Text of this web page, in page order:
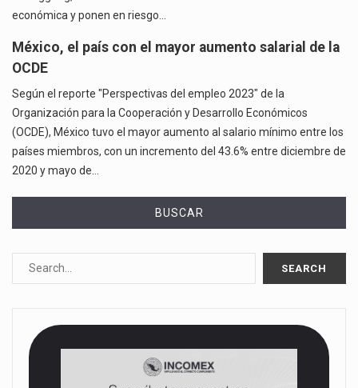
económica y ponen en riesgo…
México, el país con el mayor aumento salarial de la
OCDE
Según el reporte "Perspectivas del empleo 2023" de la
Organización para la Cooperación y Desarrollo Económicos
(OCDE), México tuvo el mayor aumento al salario mínimo entre los
países miembros, con un incremento del 43.6% entre diciembre de
2020 y mayo de…
BUSCAR